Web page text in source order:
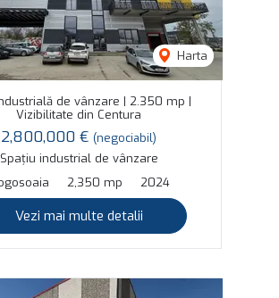
Harta
de vânzare | 2.350 mp |
Vizibilitate din Centura
2,800,000 € (negociabil)
Spațiu industrial de vânzare
2,350 mp 2024
Vezi mai multe detalii